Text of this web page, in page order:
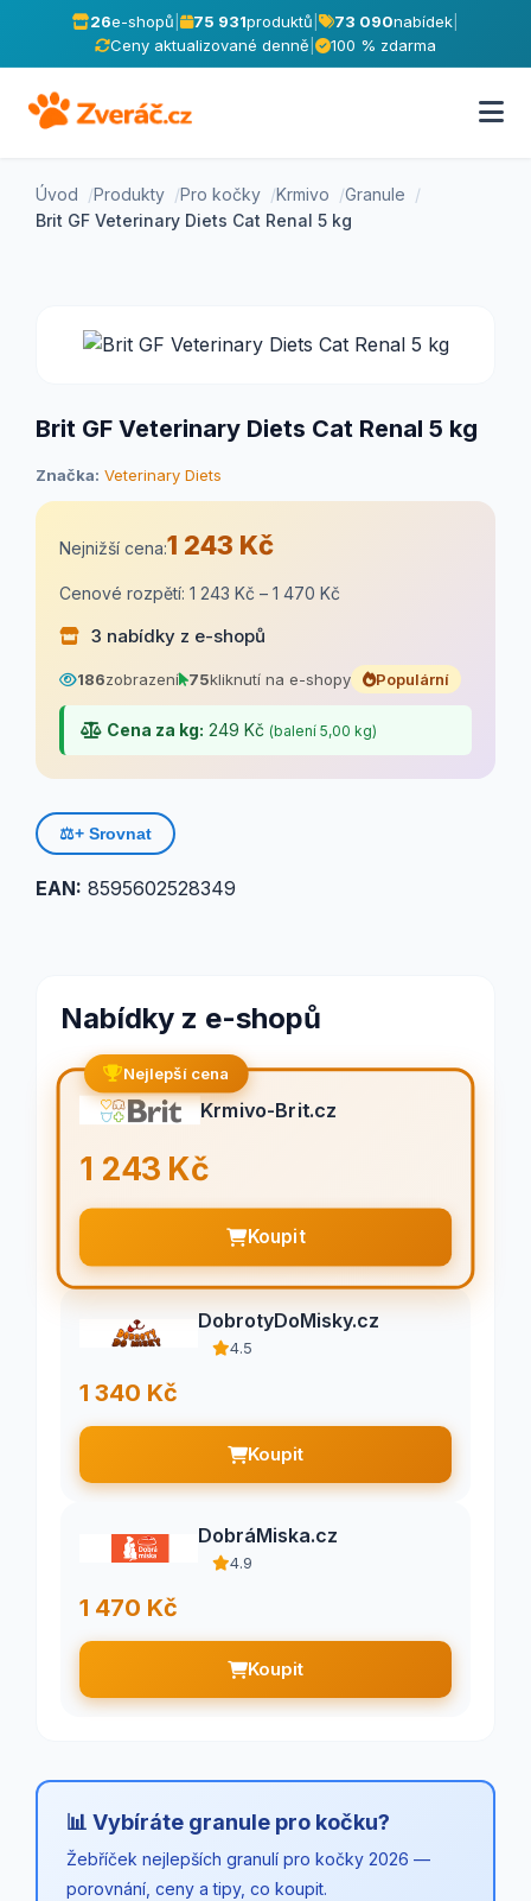
26e-shopů 75 931produktů 73 090nabídek
Ceny aktualizované denně
100 % zdarma
Úvod Produkty Pro kočky Krmivo
Granule
Brit GF Veterinary Diets Cat Renal 5 kg
Brit GF Veterinary Diets Cat Renal 5 kg
Značka: Veterinary Diets
Nejnižší cena:1 243 Kč
Cenové rozpětí: 1 243 Kč – 1 470 Kč
3 nabídky z e-shopů
186zobrazení 75kliknutí na e-shopy Populární
Cena za kg: 249 Kč (balení 5,00 kg)
⚖️+ Srovnat
EAN: 8595602528349
Nabídky z e-shopů
Nejlepší cena
Krmivo-Brit.cz
1 243 Kč
Koupit
DobrotyDoMisky.cz
4.5
1 340 Kč
Koupit
DobráMiska.cz
4.9
1 470 Kč
Koupit
📊 Vybíráte granule pro kočku?
Žebříček nejlepších granulí pro kočky 2026 —
porovnání, ceny a tipy, co koupit.